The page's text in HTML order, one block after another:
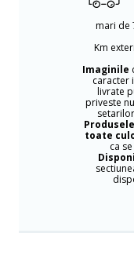
mari de
Km
Imaginile
caracter
livrate
priveste
Produsele
toate
ca